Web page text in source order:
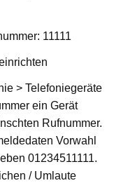
11111
> Telefoniegeräte
ein Gerät
Rufnummer.
Vorwahl
01234511111.
/ Umlaute